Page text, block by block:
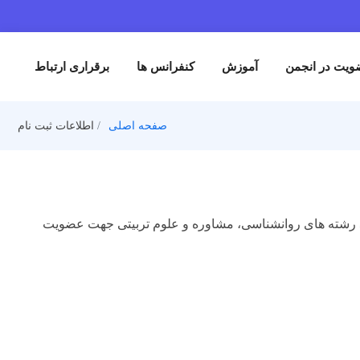
آموزش کنفرانس ها برقراری ارتباط
صفحه اصلی اطلاعات ثبت نام
روانشناسی، مشاوره و علوم تربیتی جهت عضویت